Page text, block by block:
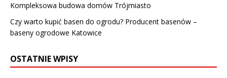
Kompleksowa budowa domów Trójmiasto
Czy warto kupić basen do ogrodu? Producent basenów –
baseny ogrodowe Katowice
OSTATNIE WPISY